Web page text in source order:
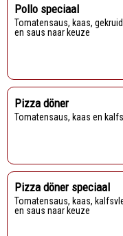
Pollo speciaal
Tomatensaus, kaas, gekruid kipfilet, paprika champignons, ui
en saus naar keuze
Pizza döner
Tomatensaus, kaas en
Pizza döner speciaal
Tomatensaus, kaas, kalfsvlees, champignons, paprika, uien
en saus naar keuze